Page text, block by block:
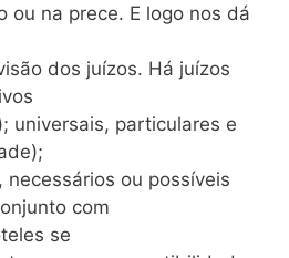
ou na prece. E logo nos dá
dos juízos. Há juízos
universais, particulares e
ou possíveis
com
se